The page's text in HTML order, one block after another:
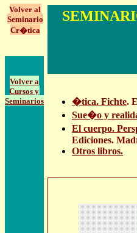
Volver al
Seminario
Cr�tica
Volver a
Cursos y
Seminarios
�tica. Fichte.
Sue�o y
El cuerpo.
Ediciones.
Otros libros.